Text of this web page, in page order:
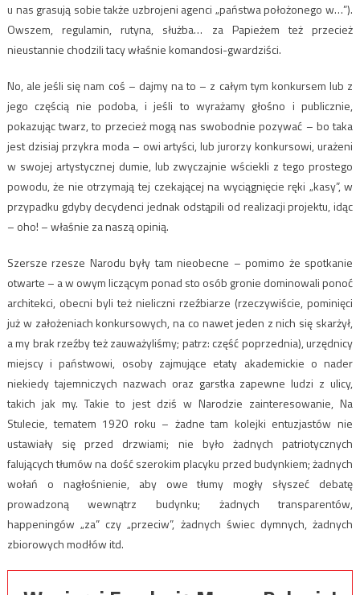
u nas grasują sobie także uzbrojeni agenci „państwa położonego w…”).
Owszem, regulamin, rutyna, służba… za Papieżem też przecież
nieustannie chodzili tacy właśnie komandosi-gwardziści.
No, ale jeśli się nam coś – dajmy na to – z całym tym konkursem lub z
jego częścią nie podoba, i jeśli to wyrażamy głośno i publicznie,
pokazując twarz, to przecież mogą nas swobodnie pozywać – bo taka
jest dzisiaj przykra moda – owi artyści, lub jurorzy konkursowi, urażeni
w swojej artystycznej dumie, lub zwyczajnie wściekli z tego prostego
powodu, że nie otrzymają tej czekającej na wyciągnięcie ręki „kasy”, w
przypadku gdyby decydenci jednak odstąpili od realizacji projektu, idąc
– oho! – właśnie za naszą opinią.
Szersze rzesze Narodu były tam nieobecne – pomimo że spotkanie
otwarte – a w owym liczącym ponad sto osób gronie dominowali ponoć
architekci, obecni byli też nieliczni rzeźbiarze (rzeczywiście, pominięci
już w założeniach konkursowych, na co nawet jeden z nich się skarżył,
a my brak rzeźby też zauważyliśmy; patrz: część poprzednia), urzędnicy
miejscy i państwowi, osoby zajmujące etaty akademickie o nader
niekiedy tajemniczych nazwach oraz garstka zapewne ludzi z ulicy,
takich jak my. Takie to jest dziś w Narodzie zainteresowanie, Na
Stulecie, tematem 1920 roku – żadne tam kolejki entuzjastów nie
ustawiały się przed drzwiami; nie było żadnych patriotycznych
falujących tłumów na dość szerokim placyku przed budynkiem; żadnych
wołań o nagłośnienie, aby owe tłumy mogły słyszeć debatę
prowadzoną wewnątrz budynku; żadnych transparentów,
happeningów „za” czy „przeciw”, żadnych świec dymnych, żadnych
zbiorowych modłów itd.